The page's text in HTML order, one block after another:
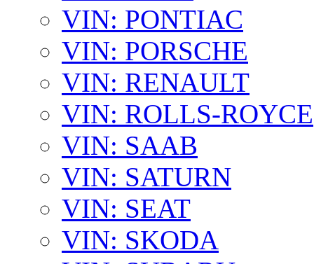
VIN: PONTIAC
VIN: PORSCHE
VIN: RENAULT
VIN: ROLLS-ROYCE
VIN: SAAB
VIN: SATURN
VIN: SEAT
VIN: SKODA